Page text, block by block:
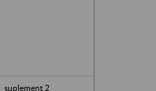
suplement 2